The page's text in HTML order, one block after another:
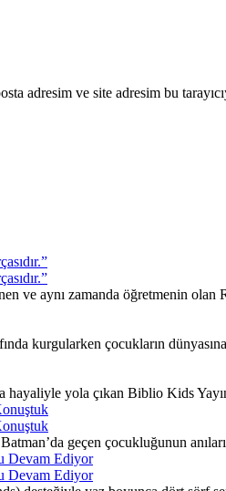
adresim ve site adresim bu
ve aynı zamanda öğretmenin olan
kurgularken çocukların
yola çıkan Biblio Kids
geçen çocukluğunun
Devam Ediyor
Devam Ediyor